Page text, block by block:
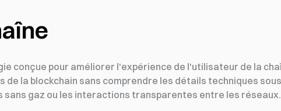
conçue pour améliorer l'expérience de l'utilisateur de la
la blockchain sans comprendre les détails techniques
gaz ou les interactions transparentes entre les réseaux.